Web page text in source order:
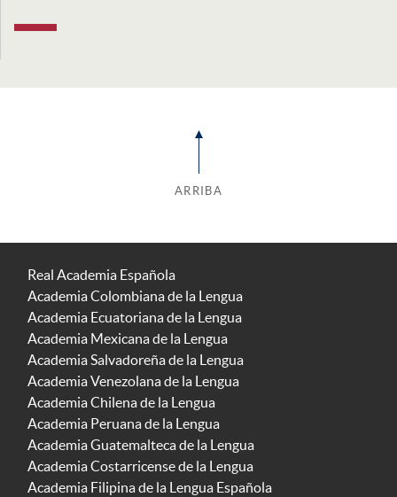
ARRIBA
Real Academia Española
Academia Colombiana de la Lengua
Academia Ecuatoriana de la Lengua
Academia Mexicana de la Lengua
Academia Salvadoreña de la Lengua
Academia Venezolana de la Lengua
Academia Chilena de la Lengua
Academia Peruana de la Lengua
Academia Guatemalteca de la Lengua
Academia Costarricense de la Lengua
Academia Filipina de la Lengua Española